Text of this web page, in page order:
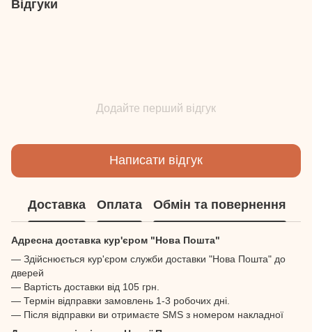
Відгуки
Додайте перший відгук
Написати відгук
Доставка Оплата Обмін та повернення
Адресна доставка кур'єром "Нова Пошта"
— Здійснюється кур'єром служби доставки "Нова Пошта" до
дверей
— Вартість доставки від 105 грн.
— Термін відправки замовлень 1-3 робочих дні.
— Після відправки ви отримаєте SMS з номером накладної